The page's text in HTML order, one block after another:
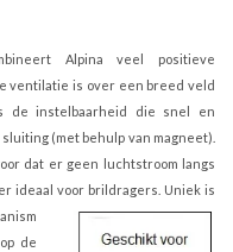
Alpina veel positieve
ventilatie is over een breed veld
de instelbaarheid die snel en
(met behulp van magneet).
dat er geen luchtstroom langs
ideaal voor brildragers. Uniek is
de